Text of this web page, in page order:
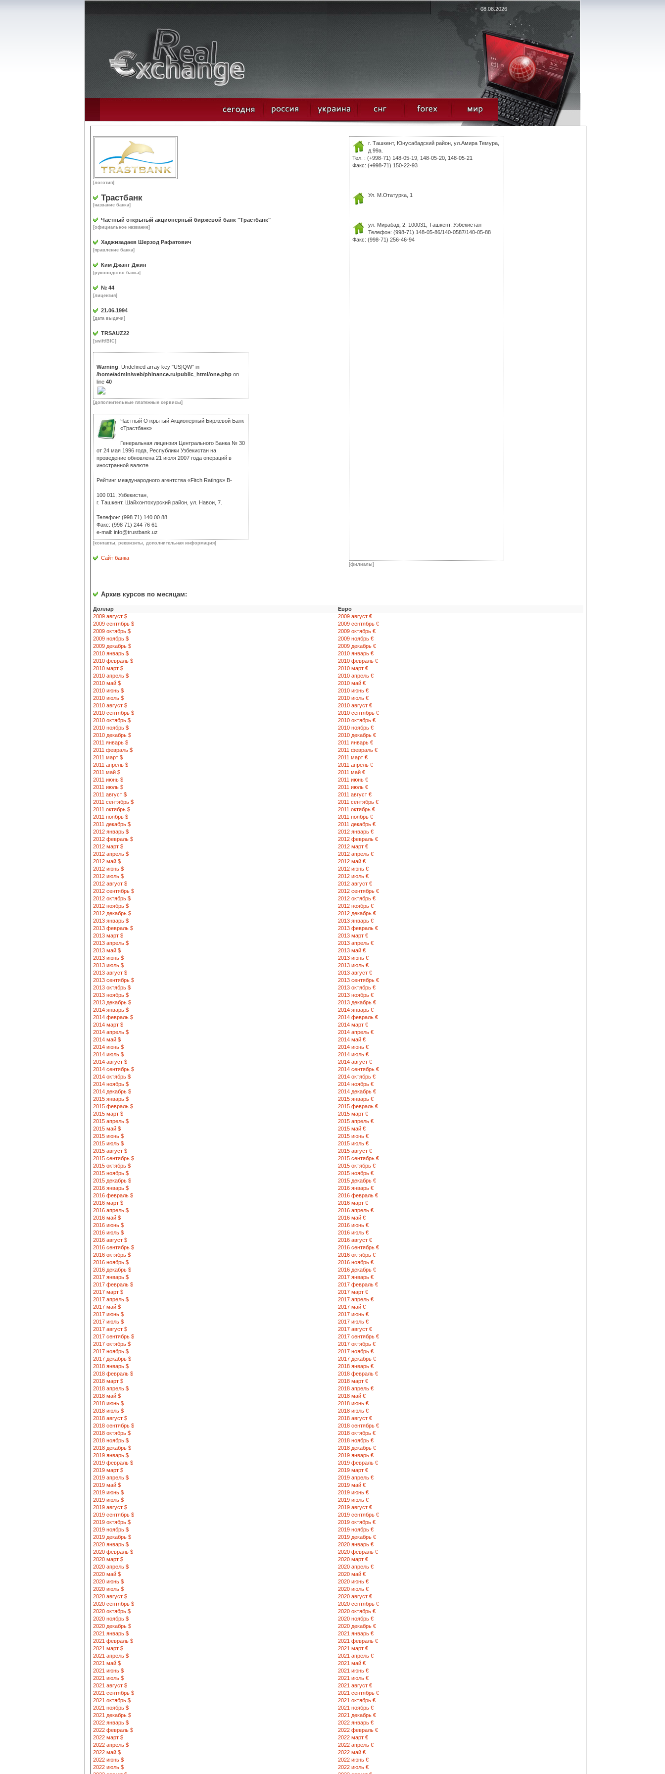
08.08.2026
[логотип]
Трастбанк
[название банка]
Частный открытый акционерный биржевой банк "Трастбанк"
[официальное название]
Хаджизадаев Шерзод Рафатович
[правление банка]
Ким Джанг Джин
[руководство банка]
№ 44
[лицензия]
21.06.1994
[дата выдачи]
TRSAUZ22
[swift/BIC]
Warning: Undefined array key "US|QW" in
/home/admin/web/phinance.ru/public_html/one.php on
line 40
[дополнительные платежные сервисы]
Частный Открытый Акционерный Биржевой Банк
«Трастбанк»
Генеральная лицензия Центрального Банка № 30
от 24 мая 1996 года, Республики Узбекистан на
проведение обновлена 21 июля 2007 года операций в
иностранной валюте.
Рейтинг международного агентства «Fitch Ratings» В-
100 011, Узбекистан,
г. Ташкент, Шайхонтохурский район, ул. Навои, 7.
Телефон: (998 71) 140 00 88
Факс: (998 71) 244 76 61
e-mail: info@trustbank.uz
[контакты, реквизиты, дополнительная информация]
Сайт банка
г. Ташкент, Юнусабадский район, ул.Амира Темура,
д.99а.
Тел. : (+998-71) 148-05-19, 148-05-20, 148-05-21
Факс: (+998-71) 150-22-93
Ул. М.Отатурка, 1
ул. Мирабад, 2, 100031, Ташкент, Узбекистан
Телефон: (998-71) 148-05-86/140-0587/140-05-88
Факс: (998-71) 256-46-94
[филиалы]
Архив курсов по месяцам:
Доллар
Евро
2009 август $
2009 август €
2009 сентябрь $
2009 сентябрь €
2009 октябрь $
2009 октябрь €
2009 ноябрь $
2009 ноябрь €
2009 декабрь $
2009 декабрь €
2010 январь $
2010 январь €
2010 февраль $
2010 февраль €
2010 март $
2010 март €
2010 апрель $
2010 апрель €
2010 май $
2010 май €
2010 июнь $
2010 июнь €
2010 июль $
2010 июль €
2010 август $
2010 август €
2010 сентябрь $
2010 сентябрь €
2010 октябрь $
2010 октябрь €
2010 ноябрь $
2010 ноябрь €
2010 декабрь $
2010 декабрь €
2011 январь $
2011 январь €
2011 февраль $
2011 февраль €
2011 март $
2011 март €
2011 апрель $
2011 апрель €
2011 май $
2011 май €
2011 июнь $
2011 июнь €
2011 июль $
2011 июль €
2011 август $
2011 август €
2011 сентябрь $
2011 сентябрь €
2011 октябрь $
2011 октябрь €
2011 ноябрь $
2011 ноябрь €
2011 декабрь $
2011 декабрь €
2012 январь $
2012 январь €
2012 февраль $
2012 февраль €
2012 март $
2012 март €
2012 апрель $
2012 апрель €
2012 май $
2012 май €
2012 июнь $
2012 июнь €
2012 июль $
2012 июль €
2012 август $
2012 август €
2012 сентябрь $
2012 сентябрь €
2012 октябрь $
2012 октябрь €
2012 ноябрь $
2012 ноябрь €
2012 декабрь $
2012 декабрь €
2013 январь $
2013 январь €
2013 февраль $
2013 февраль €
2013 март $
2013 март €
2013 апрель $
2013 апрель €
2013 май $
2013 май €
2013 июнь $
2013 июнь €
2013 июль $
2013 июль €
2013 август $
2013 август €
2013 сентябрь $
2013 сентябрь €
2013 октябрь $
2013 октябрь €
2013 ноябрь $
2013 ноябрь €
2013 декабрь $
2013 декабрь €
2014 январь $
2014 январь €
2014 февраль $
2014 февраль €
2014 март $
2014 март €
2014 апрель $
2014 апрель €
2014 май $
2014 май €
2014 июнь $
2014 июнь €
2014 июль $
2014 июль €
2014 август $
2014 август €
2014 сентябрь $
2014 сентябрь €
2014 октябрь $
2014 октябрь €
2014 ноябрь $
2014 ноябрь €
2014 декабрь $
2014 декабрь €
2015 январь $
2015 январь €
2015 февраль $
2015 февраль €
2015 март $
2015 март €
2015 апрель $
2015 апрель €
2015 май $
2015 май €
2015 июнь $
2015 июнь €
2015 июль $
2015 июль €
2015 август $
2015 август €
2015 сентябрь $
2015 сентябрь €
2015 октябрь $
2015 октябрь €
2015 ноябрь $
2015 ноябрь €
2015 декабрь $
2015 декабрь €
2016 январь $
2016 январь €
2016 февраль $
2016 февраль €
2016 март $
2016 март €
2016 апрель $
2016 апрель €
2016 май $
2016 май €
2016 июнь $
2016 июнь €
2016 июль $
2016 июль €
2016 август $
2016 август €
2016 сентябрь $
2016 сентябрь €
2016 октябрь $
2016 октябрь €
2016 ноябрь $
2016 ноябрь €
2016 декабрь $
2016 декабрь €
2017 январь $
2017 январь €
2017 февраль $
2017 февраль €
2017 март $
2017 март €
2017 апрель $
2017 апрель €
2017 май $
2017 май €
2017 июнь $
2017 июнь €
2017 июль $
2017 июль €
2017 август $
2017 август €
2017 сентябрь $
2017 сентябрь €
2017 октябрь $
2017 октябрь €
2017 ноябрь $
2017 ноябрь €
2017 декабрь $
2017 декабрь €
2018 январь $
2018 январь €
2018 февраль $
2018 февраль €
2018 март $
2018 март €
2018 апрель $
2018 апрель €
2018 май $
2018 май €
2018 июнь $
2018 июнь €
2018 июль $
2018 июль €
2018 август $
2018 август €
2018 сентябрь $
2018 сентябрь €
2018 октябрь $
2018 октябрь €
2018 ноябрь $
2018 ноябрь €
2018 декабрь $
2018 декабрь €
2019 январь $
2019 январь €
2019 февраль $
2019 февраль €
2019 март $
2019 март €
2019 апрель $
2019 апрель €
2019 май $
2019 май €
2019 июнь $
2019 июнь €
2019 июль $
2019 июль €
2019 август $
2019 август €
2019 сентябрь $
2019 сентябрь €
2019 октябрь $
2019 октябрь €
2019 ноябрь $
2019 ноябрь €
2019 декабрь $
2019 декабрь €
2020 январь $
2020 январь €
2020 февраль $
2020 февраль €
2020 март $
2020 март €
2020 апрель $
2020 апрель €
2020 май $
2020 май €
2020 июнь $
2020 июнь €
2020 июль $
2020 июль €
2020 август $
2020 август €
2020 сентябрь $
2020 сентябрь €
2020 октябрь $
2020 октябрь €
2020 ноябрь $
2020 ноябрь €
2020 декабрь $
2020 декабрь €
2021 январь $
2021 январь €
2021 февраль $
2021 февраль €
2021 март $
2021 март €
2021 апрель $
2021 апрель €
2021 май $
2021 май €
2021 июнь $
2021 июнь €
2021 июль $
2021 июль €
2021 август $
2021 август €
2021 сентябрь $
2021 сентябрь €
2021 октябрь $
2021 октябрь €
2021 ноябрь $
2021 ноябрь €
2021 декабрь $
2021 декабрь €
2022 январь $
2022 январь €
2022 февраль $
2022 февраль €
2022 март $
2022 март €
2022 апрель $
2022 апрель €
2022 май $
2022 май €
2022 июнь $
2022 июнь €
2022 июль $
2022 июль €